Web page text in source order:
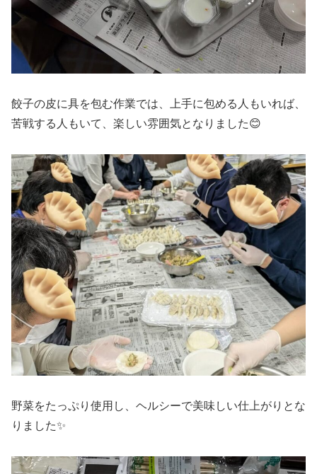
餃子の皮に具を包む作業では、上手に包める人もいれば、
苦戦する人もいて、楽しい雰囲気となりました😊
野菜をたっぷり使用し、ヘルシーで美味しい仕上がりとな
りました✨